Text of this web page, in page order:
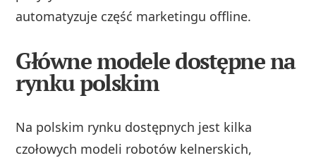
automatyzuje część marketingu offline.
Główne modele dostępne na
rynku polskim
Na polskim rynku dostępnych jest kilka
czołowych modeli robotów kelnerskich,